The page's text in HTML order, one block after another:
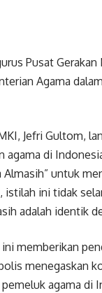
Pusat
Agama
Jefri Gultom,
agama di
untuk
istilah ini tidak
adalah identik
memberikan
menegaskan
agama di